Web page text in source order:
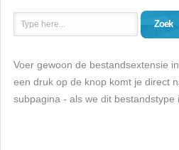
Zoek
Voer gewoon de bestandsextensie
een druk op de knop komt je direct
subpagina - als we dit bestandstype